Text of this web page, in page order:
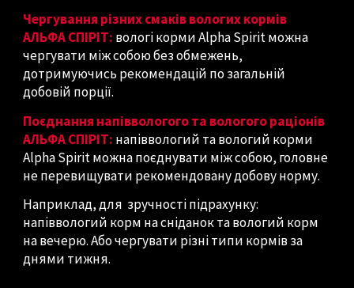
Чергування різних смаків вологих кормів
АЛЬФА СПІРІТ: вологі корми Alpha Spirit можна
чергувати між собою без обмежень,
дотримуючись рекомендацій по загальній
добовій порції.
Поєднання напіввологого та вологого раціонів
АЛЬФА СПІРІТ: напіввологий та вологий корми
Alpha Spirit можна поєднувати між собою, головне
не перевищувати рекомендовану добову норму.
Наприклад, для зручності підрахунку:
напіввологий корм на сніданок та вологий корм
на вечерю. Або чергувати різні типи кормів за
днями тижня.